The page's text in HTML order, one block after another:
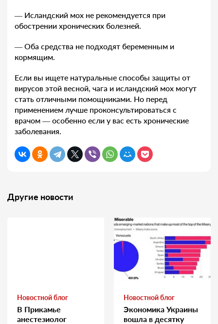
— Исландский мох не рекомендуется при
обострении хронических болезней.
— Оба средства не подходят беременным и
кормящим.
Если вы ищете натуральные способы защиты от
вирусов этой весной, чага и исландский мох могут
стать отличными помощниками. Но перед
применением лучше проконсультироваться с
врачом — особенно если у вас есть хронические
заболевания.
Другие новости
Новостной блог
В Прикамье
анестезиолог
Новостной блог
Экономика Украины
вошла в десятку